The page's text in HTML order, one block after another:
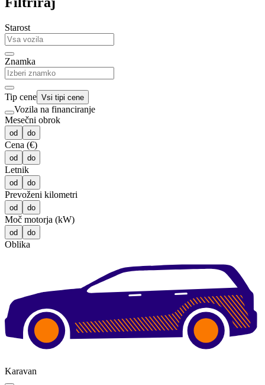
Starost
Znamka
Tip cene Vsi tipi cene
Vozila na financiranje
Mesečni obrok
od do
Cena (€)
od do
Letnik
od do
Prevoženi kilometri
od do
Moč motorja (kW)
od do
Oblika
Karavan